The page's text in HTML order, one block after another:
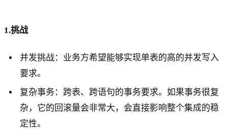
1.挑战
并发挑战：业务方希望能够实现单表的高的并发写入
要求。
复杂事务：跨表、跨语句的事务要求。如果事务很复
杂，它的回滚量会非常大，会直接影响整个集成的稳
定性。